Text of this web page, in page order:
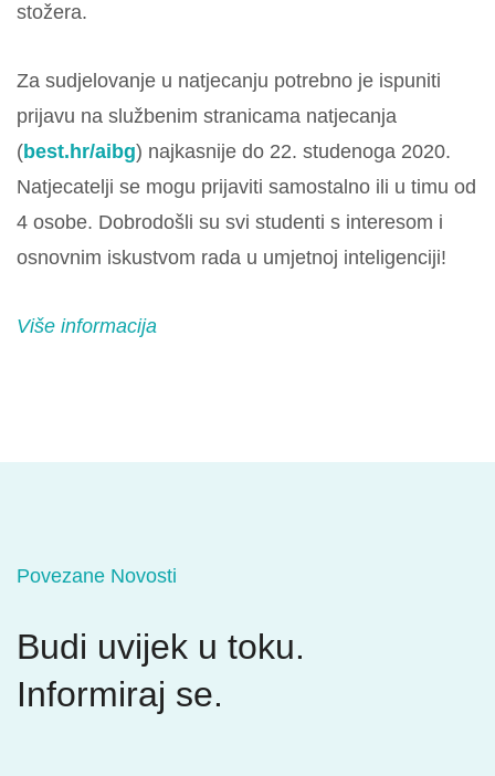
stožera.
Za sudjelovanje u natjecanju potrebno je ispuniti
prijavu na službenim stranicama natjecanja
(best.hr/aibg) najkasnije do 22. studenoga 2020.
Natjecatelji se mogu prijaviti samostalno ili u timu od
4 osobe. Dobrodošli su svi studenti s interesom i
osnovnim iskustvom rada u umjetnoj inteligenciji!
Više informacija
Povezane Novosti
Budi uvijek u toku.
Informiraj se.